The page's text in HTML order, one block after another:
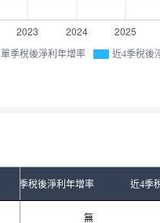
單季稅後淨利年增率 近4季稅後
單季稅後淨利年增率 近4季
無